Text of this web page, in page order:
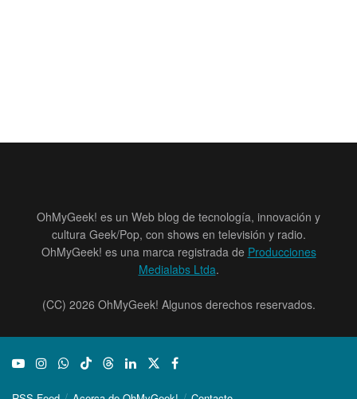
OhMyGeek! es un Web blog de tecnología, innovación y
cultura Geek/Pop, con shows en televisión y radio.
OhMyGeek! es una marca registrada de Producciones
Medialabs Ltda.
(CC) 2026 OhMyGeek! Algunos derechos reservados.